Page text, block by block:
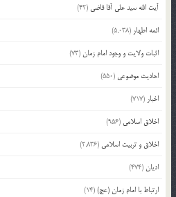
آیت الله سید علی آقا قاضی (42)
ائمه اطهار (5,038)
اثبات ولایت و وجود امام زمان(73)
احادیث موضوعی (550)
اخبار (717)
اخلاق اسلامی (956)
اخلاق و تربیت اسلامی (2,836)
ادیان(474)
ارتباط با امام زمان (عج)(14)